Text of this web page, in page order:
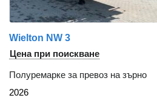
Wielton NW 3
Цена при поискване
Полуремарке за превоз на зърно
2026